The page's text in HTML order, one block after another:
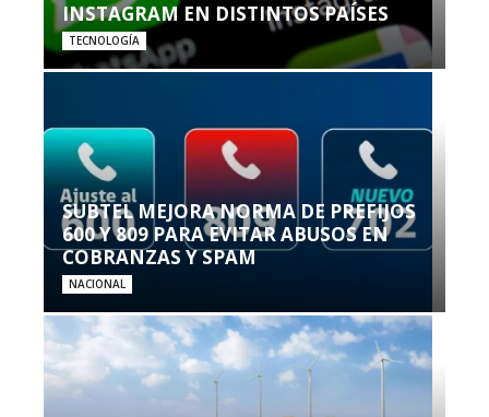
INSTAGRAM EN DISTINTOS PAÍSES
TECNOLOGÍA
SUBTEL MEJORA NORMA DE PREFIJOS
600 Y 809 PARA EVITAR ABUSOS EN
COBRANZAS Y SPAM
NACIONAL